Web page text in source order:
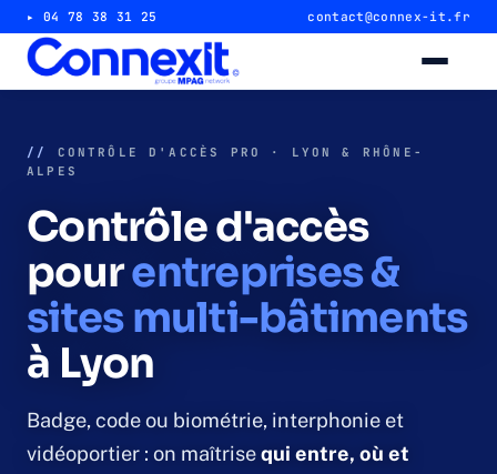
▸ 04 78 38 31 25 contact@connex-it.fr
Alarme entrepôt & industrie
Télésurveillance 24/7
Vidéosurveillance
Caméra magasin & commerce
//
CONTRÔLE D'ACCÈS PRO · LYON & RHÔNE-
ALPES
Contrôle d'accès
pourentreprises &
sites multi-bâtiments
à Lyon
Badge, code ou biométrie, interphonie et
vidéoportier : on maîtrisequi entre, où et